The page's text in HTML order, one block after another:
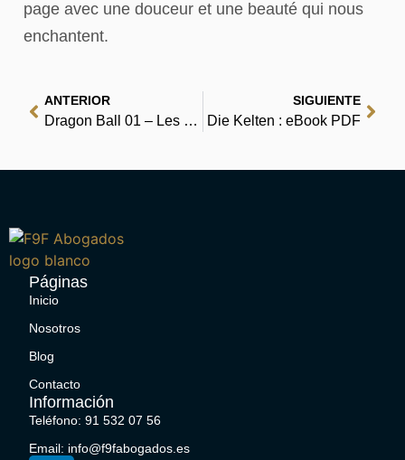
page avec une douceur et une beauté qui nous
enchantent.
ANTERIOR
Dragon Ball 01 – Les boules de cristal – eBook [PDF]
SIGUIENTE
Die Kelten : eBook PDF
Páginas
Inicio
Nosotros
Blog
Contacto
Información
Teléfono: 91 532 07 56
Email: info@f9fabogados.es